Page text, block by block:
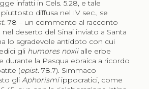
infatti in Cels. 5.28, e tale
diffusa nel IV sec., se
78 – un commento al racconto
deserto del Sinai inviato a Santa
lo sgradevole antidoto con cui
gli humores noxii alle erbe
durante la Pasqua ebraica a ricordo
(epist. 78.7). Simmaco
gli Aphorismi ippocratici, come